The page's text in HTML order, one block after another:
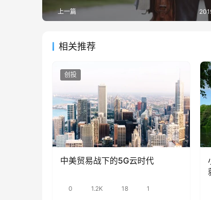
上一篇
相关推荐
创投
中美贸易战下的5G云时代
0 1.2K 18 1